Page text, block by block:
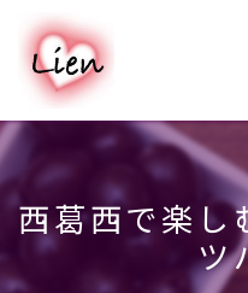
西葛西で楽し
ツ